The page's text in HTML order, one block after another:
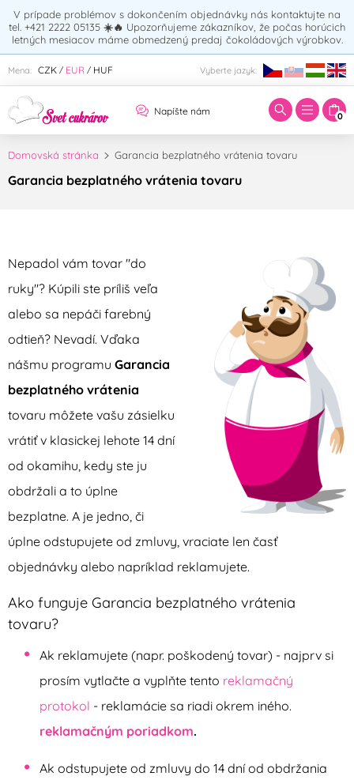
V prípade problémov s dokončením objednávky nás kontaktujte na
tel. +421 2222 05135 ☀️🔥 Upozorňujeme zákazníkov, že počas horúcich
letných mesiacov máme obmedzený predaj čokoládových výrobkov.
Mena: CZK / EUR / HUF Vyberte jazyk:
Napíšte nám 0
Zadajte hľadaný výraz:
Domovská stránka Garancia bezplatného vrátenia tovaru
Garancia bezplatného vrátenia tovaru
Nepadol vám tovar "do
ruky"? Kúpili ste príliš veľa
alebo sa nepáči farebný
odtieň? Nevadí. Vďaka
nášmu programu Garancia
bezplatného vrátenia
tovaru môžete vašu zásielku
vrátiť v klasickej lehote 14 dní
od okamihu, kedy ste ju
obdržali a to úplne
bezplatne. A je jedno, či
úplne odstupujete od zmluvy, vraciate len časť
objednávky alebo napríklad reklamujete.
Ako funguje Garancia bezplatného vrátenia
tovaru?
Ak reklamujete (napr. poškodený tovar) - najprv si
prosím vytlačte a vyplňte tento reklamačný
protokol - reklamácie sa riadi okrem iného.
reklamačným poriadkom.
Ak odstupujete od zmluvy do 14 dní od obdržania